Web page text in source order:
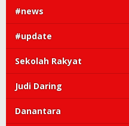
#news
#update
Sekolah Rakyat
Judi Daring
Danantara